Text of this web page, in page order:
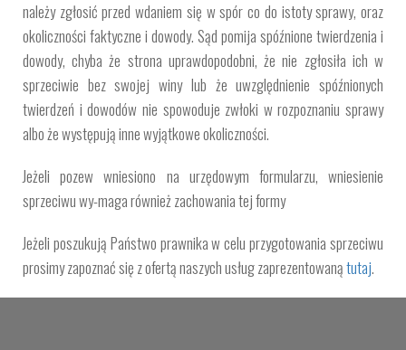
należy zgłosić przed wdaniem się w spór co do istoty sprawy, oraz
okoliczności faktyczne i dowody. Sąd pomija spóźnione twierdzenia i
dowody, chyba że strona uprawdopodobni, że nie zgłosiła ich w
sprzeciwie bez swojej winy lub że uwzględnienie spóźnionych
twierdzeń i dowodów nie spowoduje zwłoki w rozpoznaniu sprawy
albo że występują inne wyjątkowe okoliczności.
Jeżeli pozew wniesiono na urzędowym formularzu, wniesienie
sprzeciwu wy-maga również zachowania tej formy
Jeżeli poszukują Państwo prawnika w celu przygotowania sprzeciwu
prosimy zapoznać się z ofertą naszych usług zaprezentowanątutaj.